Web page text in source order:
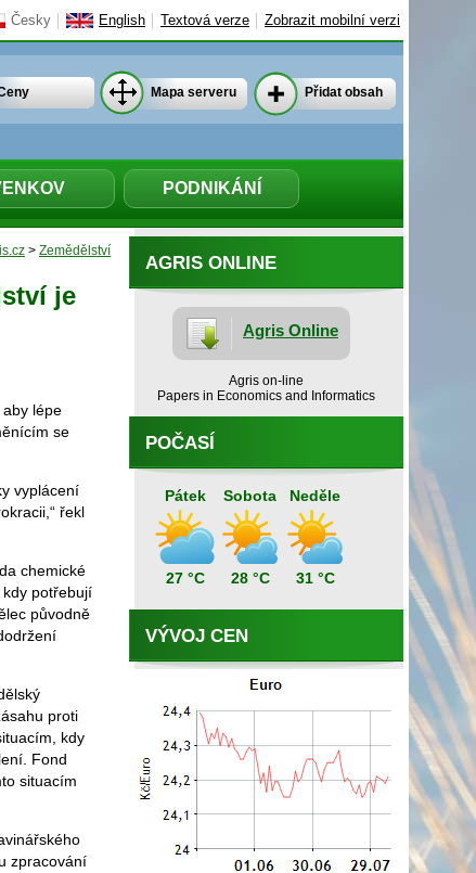
Česky English Textová verze Zobrazit mobilní verzi
PODNIKÁNÍ
Mapa serveru Přidat obsah
> Zemědělství
je
lépe
se
vyplácení
řekl
chemické
potřebují
původně
proti
kdy
Fond
situacím
zpracování
AGRIS ONLINE
Agris Online
Agris on-line
Papers in Economics and Informatics
POČASÍ
Pátek
27 °C
Sobota
28 °C
Neděle
31 °C
VÝVOJ CEN